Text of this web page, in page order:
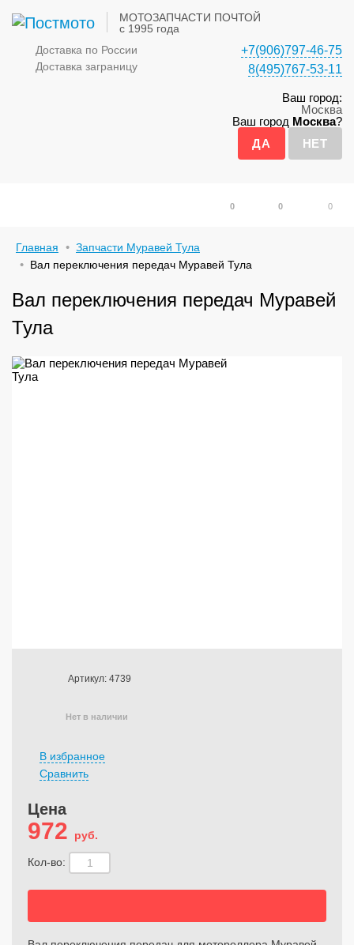
МОТОЗАПЧАСТИ ПОЧТОЙ
с 1995 года
Доставка по России
Доставка заграницу
+7(906)797-46-75
8(495)767-53-11
Ваш город:
Москва
Ваш город Москва?
0
0 0
Главная
Запчасти Муравей Тула
Вал переключения передач Муравей Тула
Вал переключения передач Муравей
Тула
Артикул: 4739
Нет в наличии
В избранное
Сравнить
Цена
972 руб.
Кол-во: